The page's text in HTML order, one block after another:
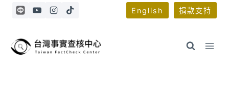
Skip
English 捐款支持